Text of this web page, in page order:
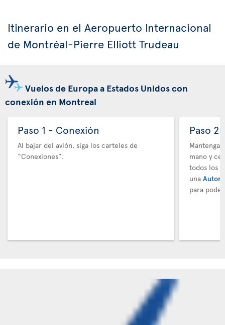
Itinerario en el Aeropuerto Internacional
de Montréal-Pierre Elliott Trudeau
Vuelos de Europa a Estados Unidos con
conexión en Montreal
Paso 1 - Conexión
Al bajar del avión, siga los carteles de
“Conexiones”.
Paso 2
Mantenga
mano y
todos los
una
para